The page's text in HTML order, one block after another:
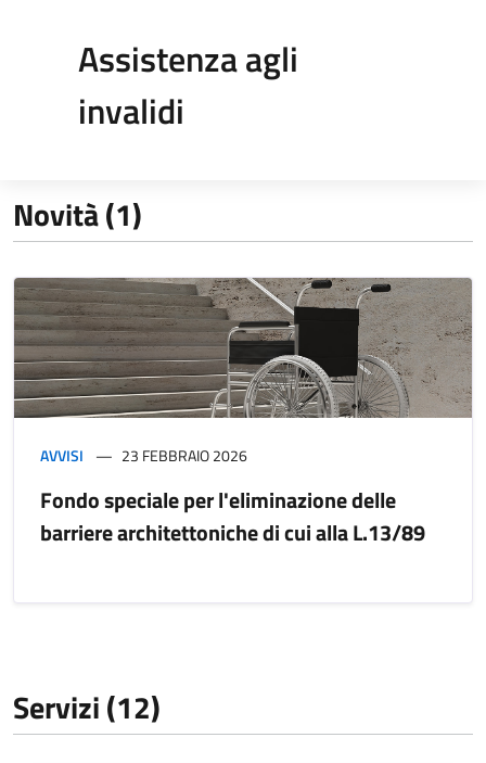
Assistenza agli
invalidi
Novità (1)
AVVISI 23 FEBBRAIO 2026
Fondo speciale per l'eliminazione delle
barriere architettoniche di cui alla L.13/89
Servizi (12)